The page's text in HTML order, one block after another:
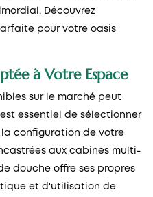
Découvrez
pour votre oasis
à Votre Espace
sur le marché peut
essentiel de sélectionner
configuration de votre
aux cabines multi-
douche offre ses propres
et d'utilisation de